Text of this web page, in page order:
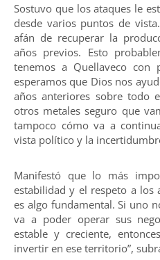
Sostuvo que los ataques le
desde varios puntos de
afán de recuperar la
años previos. Esto
tenemos a Quellaveco
esperamos que Dios nos
años anteriores sobre todo
otros metales seguro que
tampoco cómo va a
vista político y la
Manifestó que lo más
estabilidad y el respeto a los
es algo fundamental. Si uno
va a poder operar sus
estable y creciente,
invertir en ese territorio”,